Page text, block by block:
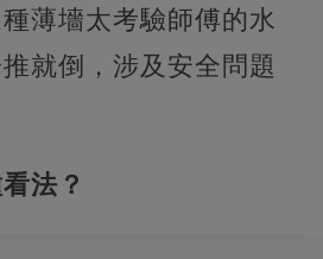
薄墻太考驗師傅的水
就倒，涉及安全問題
法？